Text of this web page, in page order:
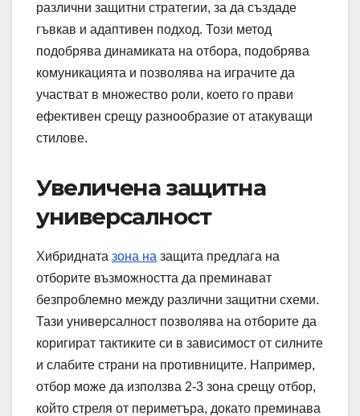
различни защитни стратегии, за да създаде
гъвкав и адаптивен подход. Този метод
подобрява динамиката на отбора, подобрява
комуникацията и позволява на играчите да
участват в множество роли, което го прави
ефективен срещу разнообразие от атакуващи
стилове.
Увеличена защитна
универсалност
Хибридната зона на защита предлага на
отборите възможността да преминават
безпроблемно между различни защитни схеми.
Тази универсалност позволява на отборите да
коригират тактиките си в зависимост от силните
и слабите страни на противниците. Например,
отбор може да използва 2-3 зона срещу отбор,
който стреля от периметъра, докато преминава